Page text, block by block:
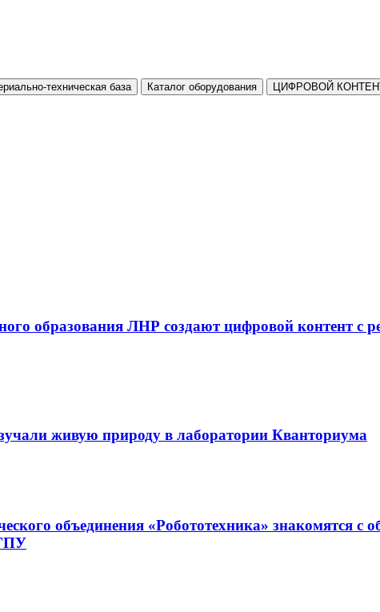
техническая база Каталог оборудования ЦИФРОВОЙ
образования ЛНР создают цифровой контент с
живую природу в лаборатории Кванториума
объединения «Робототехника» знакомятся с